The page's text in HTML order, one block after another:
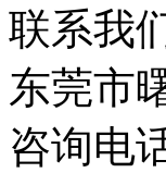
联系我
东莞市
咨询电